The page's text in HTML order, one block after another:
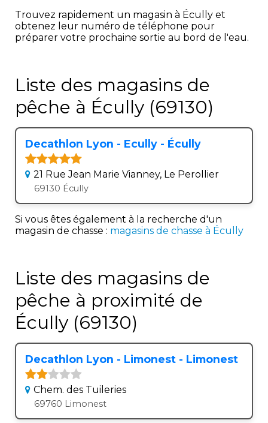
Trouvez rapidement un magasin à Écully et
obtenez leur numéro de téléphone pour
préparer votre prochaine sortie au bord de l'eau.
Liste des magasins de
pêche à Écully (69130)
Decathlon Lyon - Ecully - Écully
21 Rue Jean Marie Vianney, Le Perollier
69130 Écully
Si vous êtes également à la recherche d'un
magasin de chasse : magasins de chasse à Écully
Liste des magasins de
pêche à proximité de
Écully (69130)
Decathlon Lyon - Limonest - Limonest
Chem. des Tuileries
69760 Limonest